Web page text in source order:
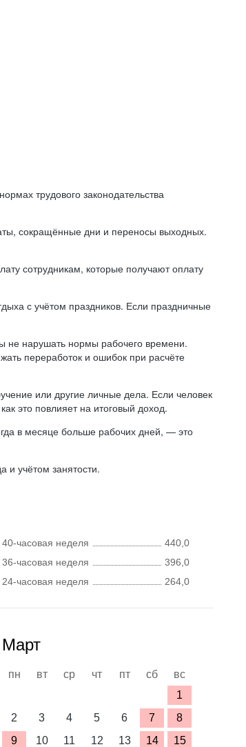
трудового законодательства
сокращённые дни и переносы выходных.
сотрудникам, которые получают оплату
с учётом праздников. Если праздничные
не нарушать нормы рабочего времени.
переработок и ошибок при расчёте
или другие личные дела. Если человек
это повлияет на итоговый доход.
в месяце больше рабочих дней, — это
и учётом занятости.
40-часовая неделя
440,0
36-часовая неделя
396,0
24-часовая неделя
264,0
Март
пн вт ср чт пт сб
вс
1
2
3 4 5 6 7
8
9
10 11 12 13 14
15